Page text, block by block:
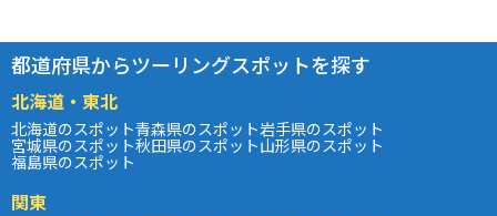
都道府県からツーリングスポットを探す
北海道・東北
北海道のスポット青森県のスポット岩手県のスポット
宮城県のスポット秋田県のスポット山形県のスポット
福島県のスポット
関東